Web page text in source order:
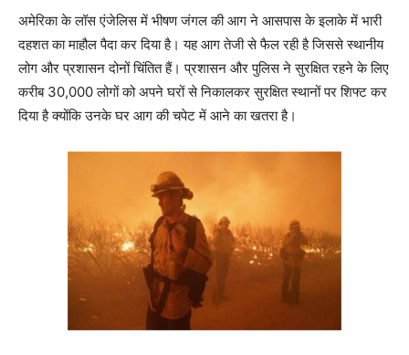
अमेरिका के लॉस एंजेलिस में भीषण जंगल की आग ने आसपास के इलाके में भारी
दहशत का माहौल पैदा कर दिया है। यह आग तेजी से फैल रही है जिससे स्थानीय
लोग और प्रशासन दोनों चिंतित हैं। प्रशासन और पुलिस ने सुरक्षित रहने के लिए
करीब 30,000 लोगों को अपने घरों से निकालकर सुरक्षित स्थानों पर शिफ्ट कर
दिया है क्योंकि उनके घर आग की चपेट में आने का खतरा है।